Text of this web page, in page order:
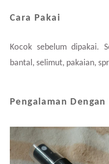
Cara Pakai
Kocok sebelum dipakai.
bantal, selimut, pakaian,
Pengalaman